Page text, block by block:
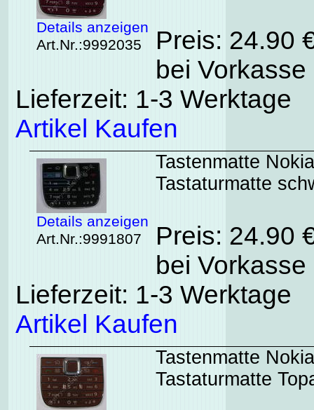
Details anzeigen
Art.Nr.:9992035
Preis: 24.90
bei
Lieferzeit: 1-3 Werktage
Artikel Kaufen
Details anzeigen
Art.Nr.:9991807
Tastenmatte
Tastaturmatte
Preis: 24.90
bei
Lieferzeit: 1-3 Werktage
Artikel Kaufen
Tastenmatte
Tastaturmatte